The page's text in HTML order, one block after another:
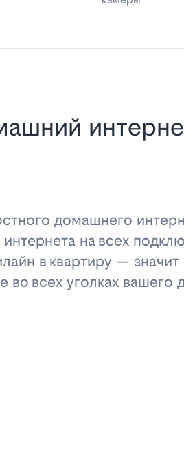
домашнего
на всех
в квартиру — значит
во всех уголках